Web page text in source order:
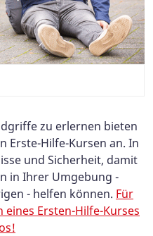
zu erlernen bieten
Erste-Hilfe-Kursen an. In
und Sicherheit, damit
in Ihrer Umgebung -
- helfen können. Für
eines Ersten-Hilfe-Kurses